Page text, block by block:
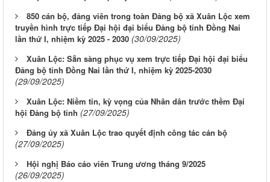
850 cán bộ, đảng viên trong toàn Đảng bộ xã Xuân Lộc xem
truyền hình trực tiếp Đại hội đại biểu Đảng bộ tỉnh Đồng Nai
lần thứ I, nhiệm kỳ 2025 - 2030 (30/09/2025)
Xuân Lộc: Sẵn sàng phục vụ xem trực tiếp Đại hội đại biểu
Đảng bộ tỉnh Đồng Nai lần thứ I, nhiệm kỳ 2025-2030
(29/09/2025)
Xuân Lộc: Niềm tin, kỳ vọng của Nhân dân trước thềm Đại
hội Đảng bộ tỉnh (27/09/2025)
Đảng ủy xã Xuân Lộc trao quyết định công tác cán bộ
(27/09/2025)
Hội nghị Báo cáo viên Trung ương tháng 9/2025
(26/09/2025)